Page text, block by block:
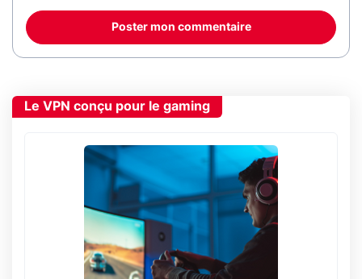
Poster mon commentaire
Le VPN conçu pour le gaming